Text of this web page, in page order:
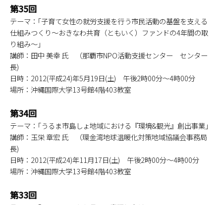
第35回
テーマ：｢子育て女性の就労支援を行う市民活動の基盤を支える
仕組みつくり～おきなわ共育（ともいく）ファンドの4年間の取
り組み～｣
講師：田中 美幸 氏 （那覇市NPO活動支援センター センター
長)
日時：2012(平成24)年5月19日(土) 午後2時00分～4時00分
場所：沖縄国際大学13号館4階403教室
第34回
テーマ：｢うるま市島しょ地域における『環境&観光』創出事業｣
講師：玉栄 章宏 氏 （環金湾地球温暖化対策地域協議会事務局
長)
日時：2012(平成24)年11月17日(土) 午後2時00分～4時00分
場所：沖縄国際大学13号館4階403教室
第33回